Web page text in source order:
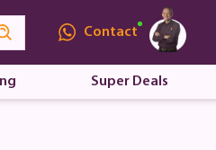
Contact
Super Deals